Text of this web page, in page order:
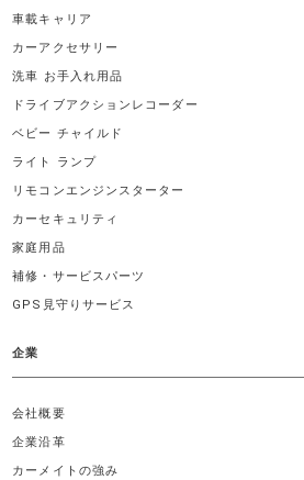
車載キャリア
カーアクセサリー
洗車 お手入れ用品
ドライブアクションレコーダー
ベビー チャイルド
ライト ランプ
リモコンエンジンスターター
カーセキュリティ
家庭用品
補修・サービスパーツ
GPS見守りサービス
企業
会社概要
企業沿革
カーメイトの強み